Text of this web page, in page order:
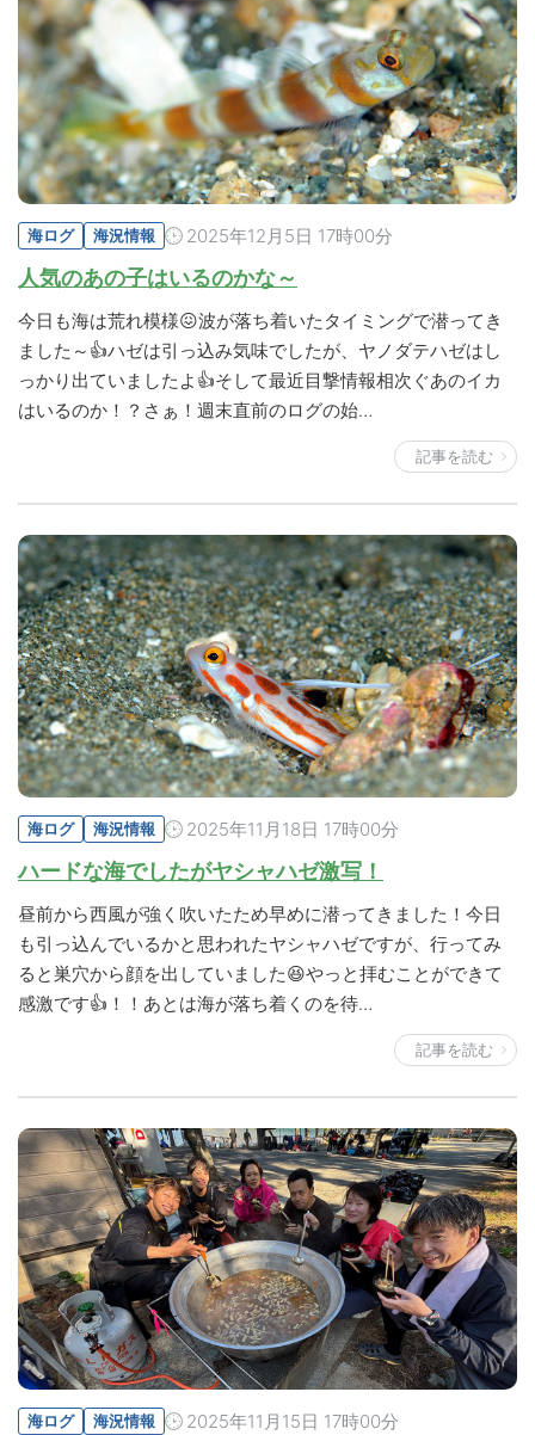
海ログ 海況情報 2025年12月5日 17時00分
人気のあの子はいるのかな～
今日も海は荒れ模様😖波が落ち着いたタイミングで潜ってき
ました～👍ハゼは引っ込み気味でしたが、ヤノダテハゼはし
っかり出ていましたよ👍そして最近目撃情報相次ぐあのイカ
はいるのか！？さぁ！週末直前のログの始…
記事を読む
海ログ 海況情報 2025年11月18日 17時00分
ハードな海でしたがヤシャハゼ激写！
昼前から西風が強く吹いたため早めに潜ってきました！今日
も引っ込んでいるかと思われたヤシャハゼですが、行ってみ
ると巣穴から顔を出していました😆やっと拝むことができて
感激です👍！！あとは海が落ち着くのを待…
記事を読む
海ログ 海況情報 2025年11月15日 17時00分